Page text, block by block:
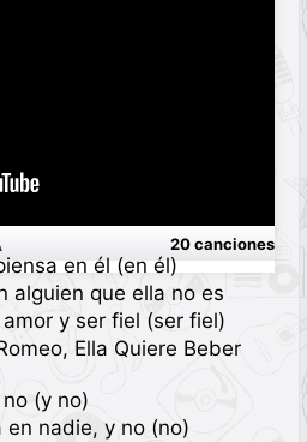
en él (en él)
alguien que ella no es
y ser fiel (ser fiel)
Ella Quiere Beber
no (y no)
en nadie, y no (no)
20 canciones